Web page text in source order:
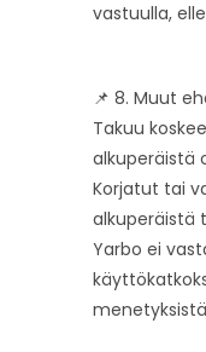
vastuulla,
📌 8. Muut
Takuu
alkuperäistä
Korjatut tai
alkuperäistä
Yarbo ei
menetyksistä